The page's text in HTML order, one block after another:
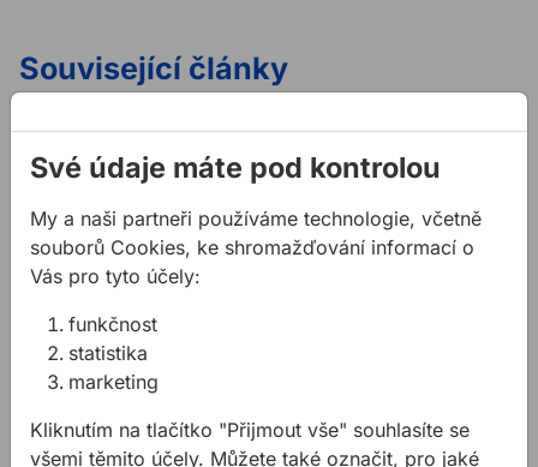
Související články
Polyuretanová
Potřebujete absolutní
špičku v oblasti lepení?
Odpovědí jsou
polyuretanová lepidla.
izolace fólií OMEGA
UVPE, kotvená
Své údaje máte pod kontrolou
My a naši partneři používáme technologie, včetně
souborů Cookies, ke shromažďování informací o
Vás pro tyto účely:
funkčnost
statistika
marketing
Kliknutím na tlačítko "Přijmout vše" souhlasíte se
všemi těmito účely. Můžete také označit, pro jaké